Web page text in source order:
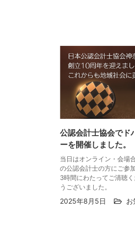
公認会計士協会でド
ーを開催しました。
当日はオンライン・会場
の公認会計士の方にご参
3時間にわたってご清聴
うございました。
2025年8月5日 お